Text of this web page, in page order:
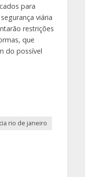
para
viária
restrições
que
do possível
rio de janeiro